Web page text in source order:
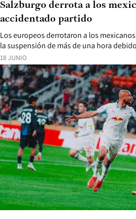
18 JUNIO
Los europeos derrotaron a los
la suspensión de más de una hora
Salzburgo derrota a los
accidentado partido